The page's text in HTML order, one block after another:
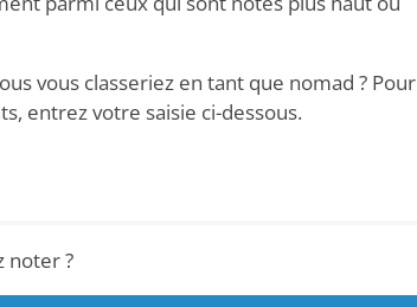
vous classeriez en tant que nomad ? Pour
entrez votre saisie ci-dessous.
noter ?